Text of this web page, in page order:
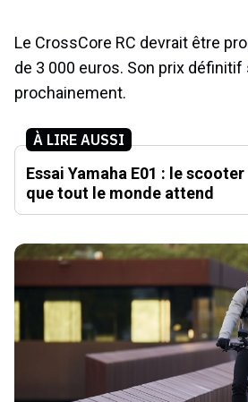
Le CrossCore RC devrait être
de 3 000 euros. Son prix
prochainement.
À LIRE AUSSI
Essai Yamaha E01 : le
que tout le monde attend